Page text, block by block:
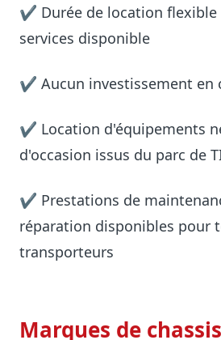
✔ Durée de location flexible
services disponible
✔ Aucun investissement en
✔ Location d'équipements
d'occasion issus du parc de
✔ Prestations de
réparation disponibles pour
transporteurs
Marques de